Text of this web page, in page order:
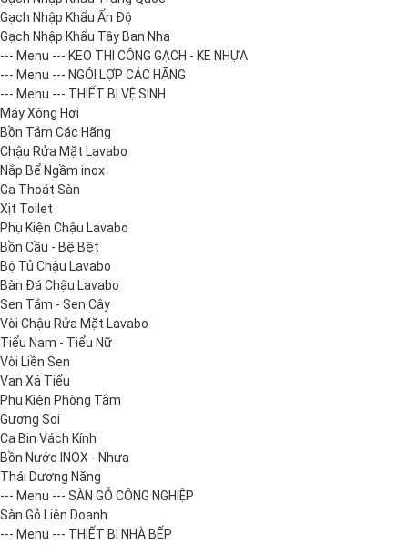
Gạch Nhập Khẩu Ấn Độ
Gạch Nhập Khẩu Tây Ban Nha
--- Menu --- KEO THI CÔNG GẠCH - KE NHỰA
--- Menu --- NGÓI LỢP CÁC HÃNG
--- Menu --- THIẾT BỊ VỆ SINH
Máy Xông Hơi
Bồn Tắm Các Hãng
Chậu Rửa Mặt Lavabo
Nắp Bể Ngầm inox
Ga Thoát Sàn
Xịt Toilet
Phụ Kiện Chậu Lavabo
Bồn Cầu - Bệ Bệt
Bộ Tủ Chậu Lavabo
Bàn Đá Chậu Lavabo
Sen Tắm - Sen Cây
Vòi Chậu Rửa Mặt Lavabo
Tiểu Nam - Tiểu Nữ
Vòi Liền Sen
Van Xả Tiểu
Phụ Kiện Phòng Tắm
Gương Soi
Ca Bin Vách Kính
Bồn Nước INOX - Nhựa
Thái Dương Năng
--- Menu --- SÀN GỖ CÔNG NGHIỆP
Sàn Gỗ Liên Doanh
--- Menu --- THIẾT BỊ NHÀ BẾP